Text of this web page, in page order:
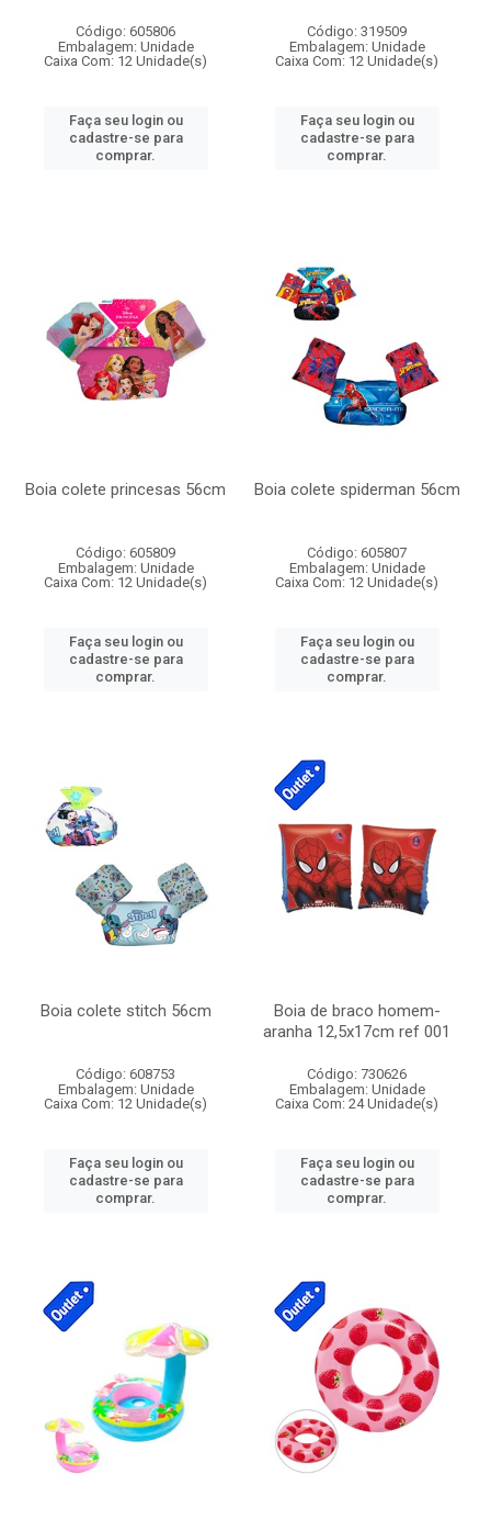
Código: 605806
Embalagem: Unidade
Caixa Com: 12 Unidade(s)
Faça seu login ou
cadastre-se para
comprar.
Código: 319509
Embalagem: Unidade
Caixa Com: 12 Unidade(s)
Faça seu login ou
cadastre-se para
comprar.
Boia colete princesas 56cm
Código: 605809
Embalagem: Unidade
Caixa Com: 12 Unidade(s)
Faça seu login ou
cadastre-se para
comprar.
Boia colete spiderman 56cm
Código: 605807
Embalagem: Unidade
Caixa Com: 12 Unidade(s)
Faça seu login ou
cadastre-se para
comprar.
Boia colete stitch 56cm
Código: 608753
Embalagem: Unidade
Caixa Com: 12 Unidade(s)
Faça seu login ou
cadastre-se para
comprar.
Boia de braco homem-
aranha 12,5x17cm ref 001
Código: 730626
Embalagem: Unidade
Caixa Com: 24 Unidade(s)
Faça seu login ou
cadastre-se para
comprar.